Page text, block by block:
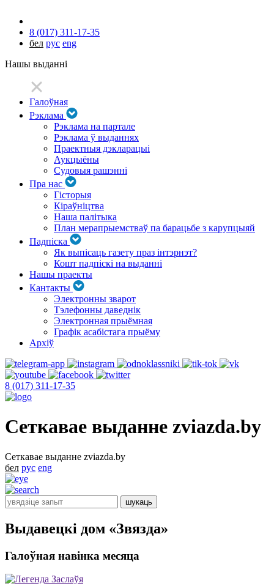
8 (017) 311-17-35
бел рус eng
Нашы выданні
Галоўная
Рэклама
Рэклама на партале
Рэклама ў выданнях
Праектныя дэкларацыі
Аукцыёны
Судовыя рашэнні
Пра нас
Гісторыя
Кіраўніцтва
Наша палітыка
План мерапрыемстваў па барацьбе з карупцыяй
Падпіска
Як выпісаць газету праз інтэрнэт?
Кошт падпіскі на выданні
Нашы праекты
Кантакты
Электронны зварот
Тэлефонны даведнік
Электронная прыёмная
Графік асабістага прыёму
Архіў
8 (017) 311-17-35
Сеткавае выданне zviazda.by
Сеткавае выданне zviazda.by
бел рус eng
Выдавецкі дом «Звязда»
Галоўная навінка месяца